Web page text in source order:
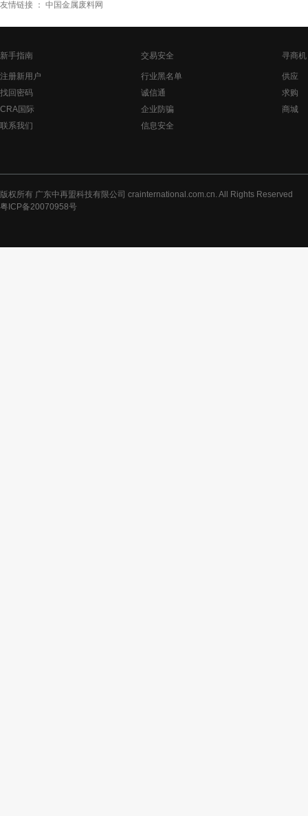
友情链接 ： 中国金属废料网
新手指南
注册新用户
找回密码
CRA国际
联系我们
交易安全
行业黑名单
诚信通
企业防骗
信息安全
寻商机
供应
求购
商城
版权所有 广东中再盟科技有限公司 crainternational.com.cn. All Rights Reserved
粤ICP备20070958号